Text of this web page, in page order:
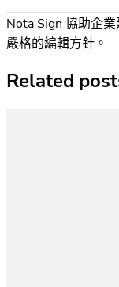
Nota Sign 協助企
嚴格的編輯方針。
Related